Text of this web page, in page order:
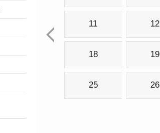
11 12
18 19
25 26